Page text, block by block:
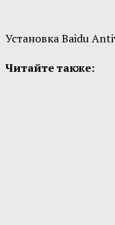
Установка Baidu
Читайте также: